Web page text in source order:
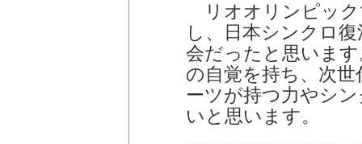
リオオリンピック
し、日本シンクロ
会だったと思いま
の自覚を持ち、次
ーツが持つ力やシ
いと思います。